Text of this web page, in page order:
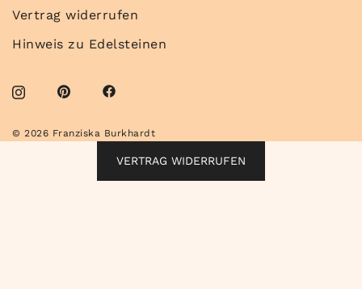
Vertrag widerrufen
Hinweis zu Edelsteinen
© 2026 Franziska Burkhardt
VERTRAG WIDERRUFEN